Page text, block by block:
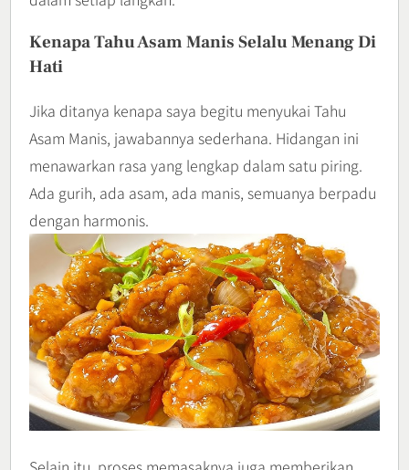
Kenapa Tahu Asam Manis Selalu Menang Di
Hati
Jika ditanya kenapa saya begitu menyukai Tahu
Asam Manis, jawabannya sederhana. Hidangan ini
menawarkan rasa yang lengkap dalam satu piring.
Ada gurih, ada asam, ada manis, semuanya berpadu
dengan harmonis.